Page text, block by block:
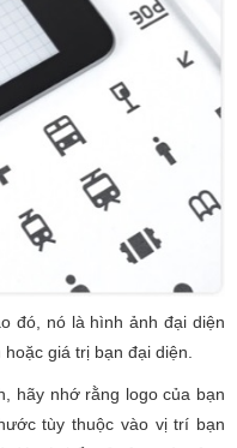
đó, nó là hình ảnh đại diện
giá trị bạn đại diện.
hãy nhớ rằng logo của bạn
tùy thuộc vào vị trí bạn